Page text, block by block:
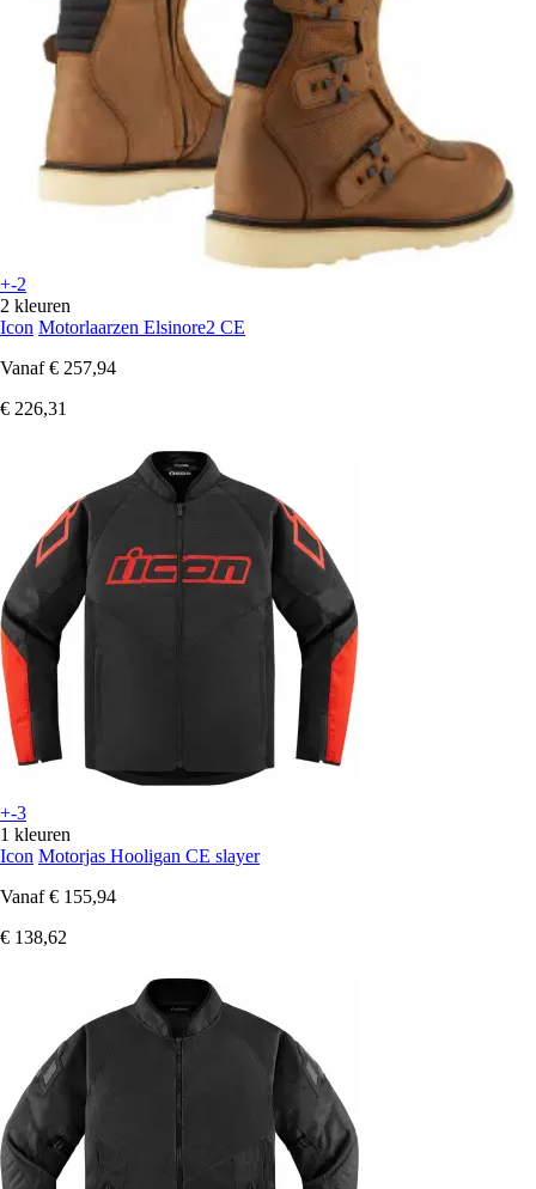
+-2
2 kleuren
Icon Motorlaarzen Elsinore2 CE
Vanaf € 257,94
€ 226,31
+-3
1 kleuren
Icon Motorjas Hooligan CE slayer
Vanaf € 155,94
€ 138,62